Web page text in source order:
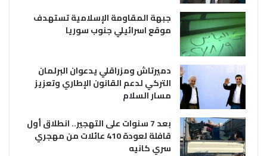
جبهة المقاومة الإسلامية تستهدف
موقع اسرائيلي جنوب سوريا
دميرتاش ومزراقلي يدعوان البرلمان
التركي لدعم القانون الإطاري وتعزيز
مسار السلام
بعد 7 سنوات على التهجير.. انطلاق أول
قافلة لعودة 410 عائلات من مهجري
سري كانيه